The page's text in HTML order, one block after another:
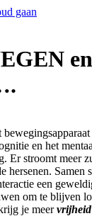
gaan
en
en het
Er stroomt meer
hersenen. Samen
een
om te blijven
je meer